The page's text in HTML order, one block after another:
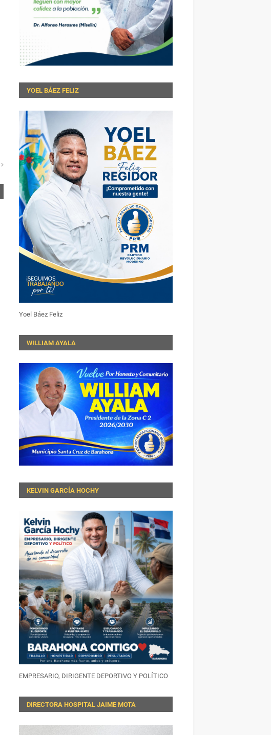
YOEL BÁEZ FELIZ
Yoel Báez Feliz
WILLIAM AYALA
KELVIN GARCÍA HOCHY
EMPRESARIO, DIRIGENTE DEPORTIVO Y POLÍTICO
DIRECTORA HOSPITAL JAIME MOTA